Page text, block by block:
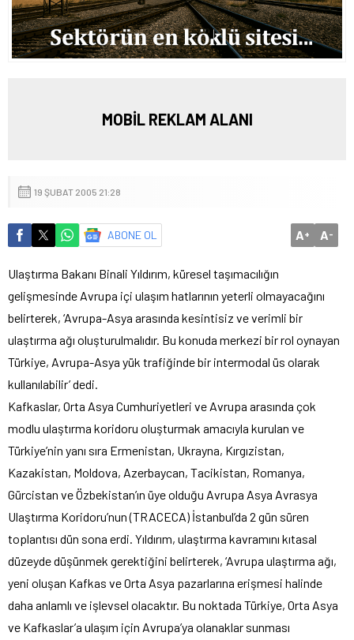
MOBİL REKLAM ALANI
19 ŞUBAT 2005 21:28
ABONE OL A+ A-
Ulaştırma Bakanı Binali Yıldırım, küresel taşımacılığın
gelişmesinde Avrupa içi ulaşım hatlarının yeterli olmayacağını
belirterek, ‘Avrupa-Asya arasında kesintisiz ve verimli bir
ulaştırma ağı oluşturulmalıdır. Bu konuda merkezi bir rol oynayan
Türkiye, Avrupa-Asya yük trafiğinde bir intermodal üs olarak
kullanılabilir’ dedi.
Kafkaslar, Orta Asya Cumhuriyetleri ve Avrupa arasında çok
modlu ulaştırma koridoru oluşturmak amacıyla kurulan ve
Türkiye’nin yanı sıra Ermenistan, Ukrayna, Kırgızistan,
Kazakistan, Moldova, Azerbaycan, Tacikistan, Romanya,
Gürcistan ve Özbekistan’ın üye olduğu Avrupa Asya Avrasya
Ulaştırma Koridoru’nun (TRACECA) İstanbul’da 2 gün süren
toplantısı dün sona erdi. Yıldırım, ulaştırma kavramını kıtasal
düzeyde düşünmek gerektiğini belirterek, ‘Avrupa ulaştırma ağı,
yeni oluşan Kafkas ve Orta Asya pazarlarına erişmesi halinde
daha anlamlı ve işlevsel olacaktır. Bu noktada Türkiye, Orta Asya
ve Kafkaslar’a ulaşım için Avrupa’ya olanaklar sunması